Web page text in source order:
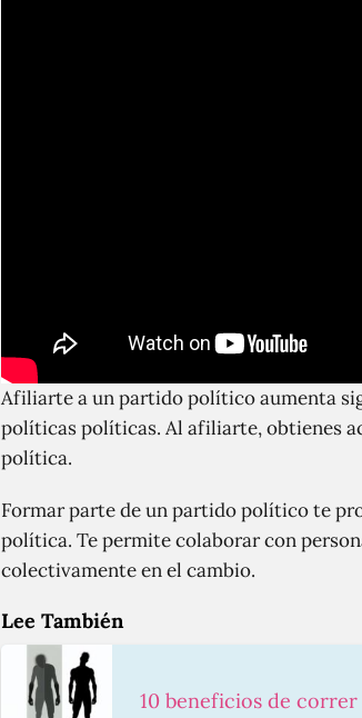
Afiliarte a un partido político aumenta
políticas políticas. Al afiliarte, obtienes
política.
Formar parte de un partido político te
política. Te permite colaborar con
colectivamente en el cambio.
Lee También
10 beneficios de